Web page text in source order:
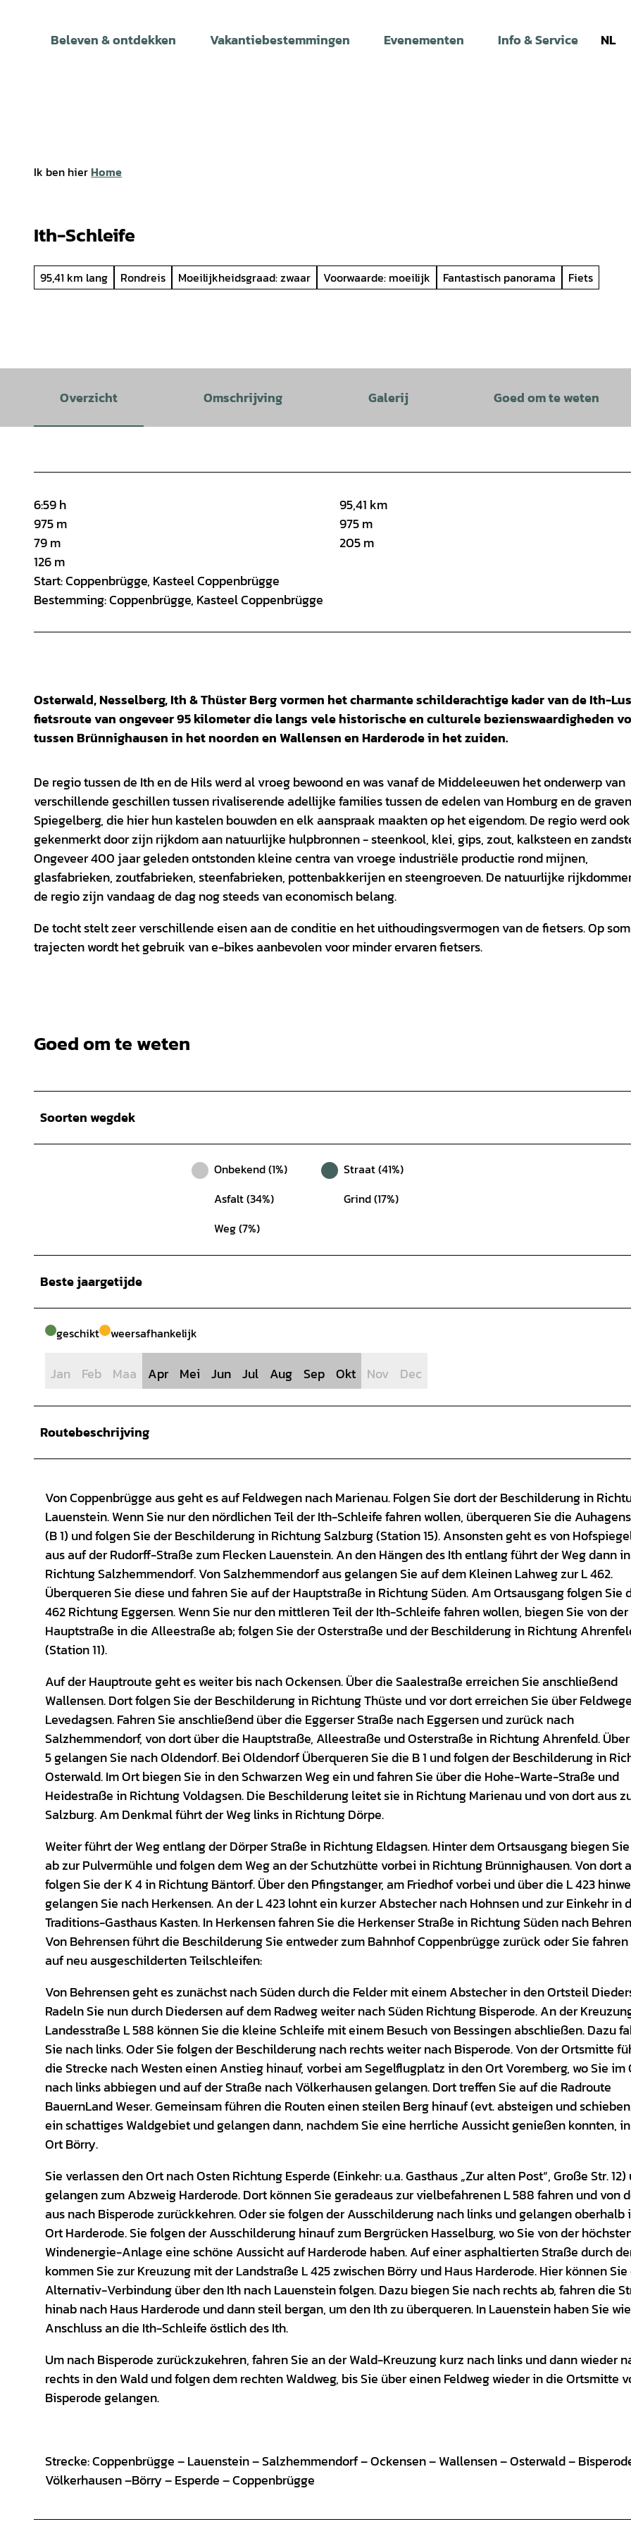
Beleven & ontdekken Vakantiebestemmingen Evenementen Info & Service NL
Ik ben hierHome
Ith-Schleife
95,41 km lang Rondreis Moeilijkheidsgraad: zwaar Voorwaarde: moeilijk Fantastisch panorama Fiets
Overzicht Omschrijving Galerij Goed om te weten
6:59 h
95,41 km
975 m
975 m
79 m
205 m
126 m
Start: Coppenbrügge, Kasteel Coppenbrügge
Bestemming: Coppenbrügge, Kasteel Coppenbrügge
Osterwald, Nesselberg, Ith & Thüster Berg vormen het charmante schilderachtige kader van de Ith-
fietsroute van ongeveer 95 kilometer die langs vele historische en culturele bezienswaardigheden
tussen Brünnighausen in het noorden en Wallensen en Harderode in het zuiden.
De regio tussen de Ith en de Hils werd al vroeg bewoond en was vanaf de Middeleeuwen het onderwerp van
verschillende geschillen tussen rivaliserende adellijke families tussen de edelen van Homburg en de
Spiegelberg, die hier hun kastelen bouwden en elk aanspraak maakten op het eigendom. De regio werd ook
gekenmerkt door zijn rijkdom aan natuurlijke hulpbronnen - steenkool, klei, gips, zout, kalksteen en
Ongeveer 400 jaar geleden ontstonden kleine centra van vroege industriële productie rond mijnen,
glasfabrieken, zoutfabrieken, steenfabrieken, pottenbakkerijen en steengroeven. De natuurlijke
de regio zijn vandaag de dag nog steeds van economisch belang.
De tocht stelt zeer verschillende eisen aan de conditie en het uithoudingsvermogen van de fietsers. Op
trajecten wordt het gebruik van e-bikes aanbevolen voor minder ervaren fietsers.
Goed om te weten
Soorten wegdek
Onbekend (1%)
Straat (41%)
Asfalt (34%)
Grind (17%)
Weg (7%)
Beste jaargetijde
geschikt weersafhankelijk
Jan Feb Maa Apr Mei Jun Jul Aug Sep Okt Nov Dec
Routebeschrijving
Von Coppenbrügge aus geht es auf Feldwegen nach Marienau. Folgen Sie dort der Beschilderung in
Lauenstein. Wenn Sie nur den nördlichen Teil der Ith-Schleife fahren wollen, überqueren Sie die
(B 1) und folgen Sie der Beschilderung in Richtung Salzburg (Station 15). Ansonsten geht es von
aus auf der Rudorff-Straße zum Flecken Lauenstein. An den Hängen des Ith entlang führt der Weg dann in
Richtung Salzhemmendorf. Von Salzhemmendorf aus gelangen Sie auf dem Kleinen Lahweg zur L 462.
Überqueren Sie diese und fahren Sie auf der Hauptstraße in Richtung Süden. Am Ortsausgang folgen Sie
462 Richtung Eggersen. Wenn Sie nur den mittleren Teil der Ith-Schleife fahren wollen, biegen Sie von der
Hauptstraße in die Alleestraße ab; folgen Sie der Osterstraße und der Beschilderung in Richtung
(Station 11).
Auf der Hauptroute geht es weiter bis nach Ockensen. Über die Saalestraße erreichen Sie anschließend
Wallensen. Dort folgen Sie der Beschilderung in Richtung Thüste und vor dort erreichen Sie über Feldwege
Levedagsen. Fahren Sie anschließend über die Eggerser Straße nach Eggersen und zurück nach
Salzhemmendorf, von dort über die Hauptstraße, Alleestraße und Osterstraße in Richtung Ahrenfeld.
5 gelangen Sie nach Oldendorf. Bei Oldendorf Überqueren Sie die B 1 und folgen der Beschilderung in
Osterwald. Im Ort biegen Sie in den Schwarzen Weg ein und fahren Sie über die Hohe-Warte-Straße und
Heidestraße in Richtung Voldagsen. Die Beschilderung leitet sie in Richtung Marienau und von dort aus
Salzburg. Am Denkmal führt der Weg links in Richtung Dörpe.
Weiter führt der Weg entlang der Dörper Straße in Richtung Eldagsen. Hinter dem Ortsausgang biegen
ab zur Pulvermühle und folgen dem Weg an der Schutzhütte vorbei in Richtung Brünnighausen. Von dort
folgen Sie der K 4 in Richtung Bäntorf. Über den Pfingstanger, am Friedhof vorbei und über die L 423
gelangen Sie nach Herkensen. An der L 423 lohnt ein kurzer Abstecher nach Hohnsen und zur Einkehr in
Traditions-Gasthaus Kasten. In Herkensen fahren Sie die Herkenser Straße in Richtung Süden nach
Von Behrensen führt die Beschilderung Sie entweder zum Bahnhof Coppenbrügge zurück oder Sie
auf neu ausgeschilderten Teilschleifen:
Von Behrensen geht es zunächst nach Süden durch die Felder mit einem Abstecher in den Ortsteil
Radeln Sie nun durch Diedersen auf dem Radweg weiter nach Süden Richtung Bisperode. An der
Landesstraße L 588 können Sie die kleine Schleife mit einem Besuch von Bessingen abschließen. Dazu
Sie nach links. Oder Sie folgen der Beschilderung nach rechts weiter nach Bisperode. Von der Ortsmitte
die Strecke nach Westen einen Anstieg hinauf, vorbei am Segelflugplatz in den Ort Voremberg, wo Sie im
nach links abbiegen und auf der Straße nach Völkerhausen gelangen. Dort treffen Sie auf die Radroute
BauernLand Weser. Gemeinsam führen die Routen einen steilen Berg hinauf (evt. absteigen und
ein schattiges Waldgebiet und gelangen dann, nachdem Sie eine herrliche Aussicht genießen konnten,
Ort Börry.
Sie verlassen den Ort nach Osten Richtung Esperde (Einkehr: u.a. Gasthaus „Zur alten Post“, Große Str. 12)
gelangen zum Abzweig Harderode. Dort können Sie geradeaus zur vielbefahrenen L 588 fahren und von
aus nach Bisperode zurückkehren. Oder sie folgen der Ausschilderung nach links und gelangen oberhalb
Ort Harderode. Sie folgen der Ausschilderung hinauf zum Bergrücken Hasselburg, wo Sie von der
Windenergie-Anlage eine schöne Aussicht auf Harderode haben. Auf einer asphaltierten Straße durch
kommen Sie zur Kreuzung mit der Landstraße L 425 zwischen Börry und Haus Harderode. Hier können
Alternativ-Verbindung über den Ith nach Lauenstein folgen. Dazu biegen Sie nach rechts ab, fahren die
hinab nach Haus Harderode und dann steil bergan, um den Ith zu überqueren. In Lauenstein haben Sie
Anschluss an die Ith-Schleife östlich des Ith.
Um nach Bisperode zurückzukehren, fahren Sie an der Wald-Kreuzung kurz nach links und dann wieder
rechts in den Wald und folgen dem rechten Waldweg, bis Sie über einen Feldweg wieder in die Ortsmitte
Bisperode gelangen.
Strecke: Coppenbrügge – Lauenstein – Salzhemmendorf – Ockensen – Wallensen – Osterwald –
Völkerhausen –Börry – Esperde – Coppenbrügge